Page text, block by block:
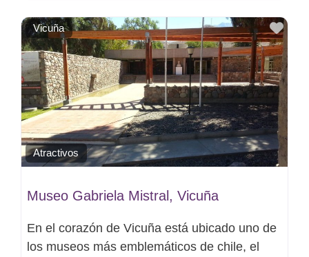
Vicuña
Atractivos
Museo Gabriela Mistral, Vicuña
En el corazón de Vicuña está ubicado uno de
los museos más emblemáticos de chile, el